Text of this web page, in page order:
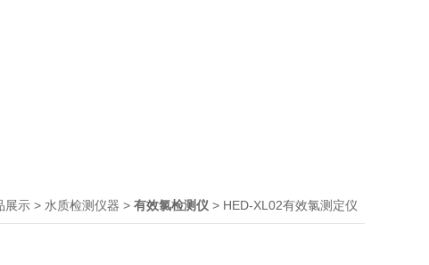
展示 > 水质检测仪器 > 有效氯检测仪 > HED-XL02有效氯测定仪